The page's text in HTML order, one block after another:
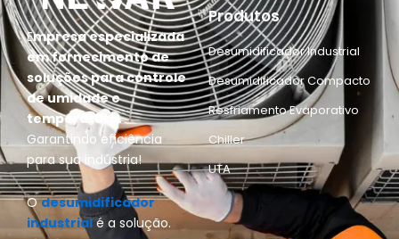
Empresa especializada
em fornecimento de
soluções para controle
de umidade e
temperatura.
Garantindo eficiência
para sua indústria!
Odesumidificador
industrialé a solução.
Produtos
Desumidificador Industrial
Desumidificador Compacto
Resfriamento Evaporativo
Chiller
UTA